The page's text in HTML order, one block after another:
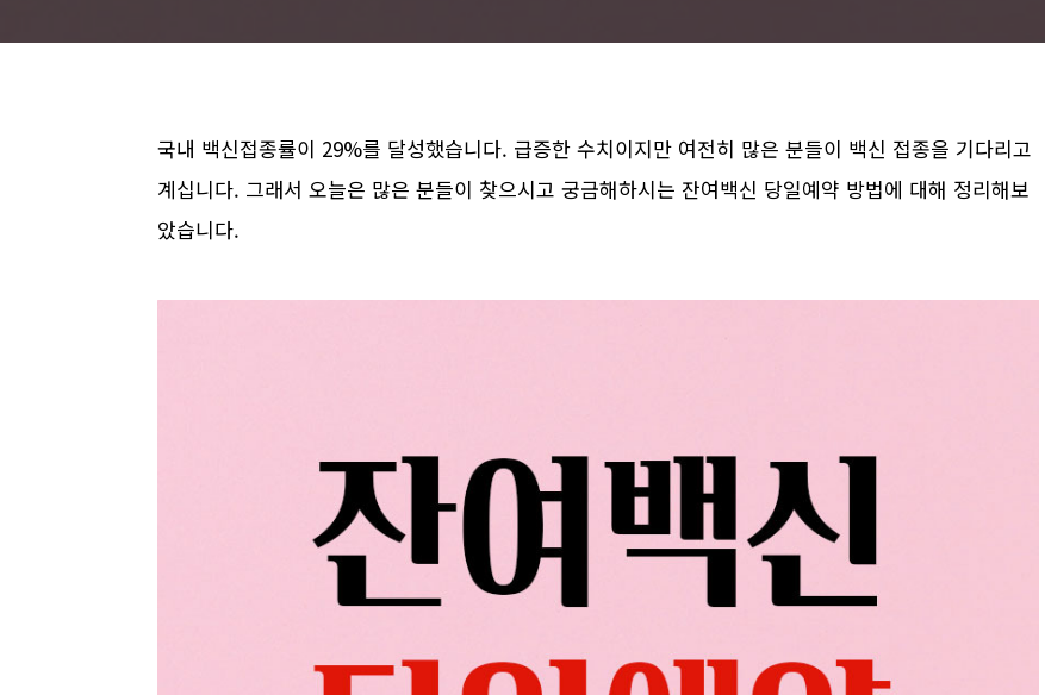
국내 백신접종률이 29%를 달성했습니다. 급증한 수치이지만 여전히 많은 분들이 백신 접종을 기다리고
계십니다. 그래서 오늘은 많은 분들이 찾으시고 궁금해하시는 잔여백신 당일예약 방법에 대해 정리해보
았습니다.